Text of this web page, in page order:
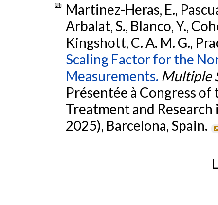
Martinez-Heras, E.,
Arbalat, S., Blanco, Y.,
Kingshott, C. A. M. G.,
Scaling Factor for the
Measurements. Multiple
Présentée à Congress
Treatment and
2025), Barcelona, Spain.